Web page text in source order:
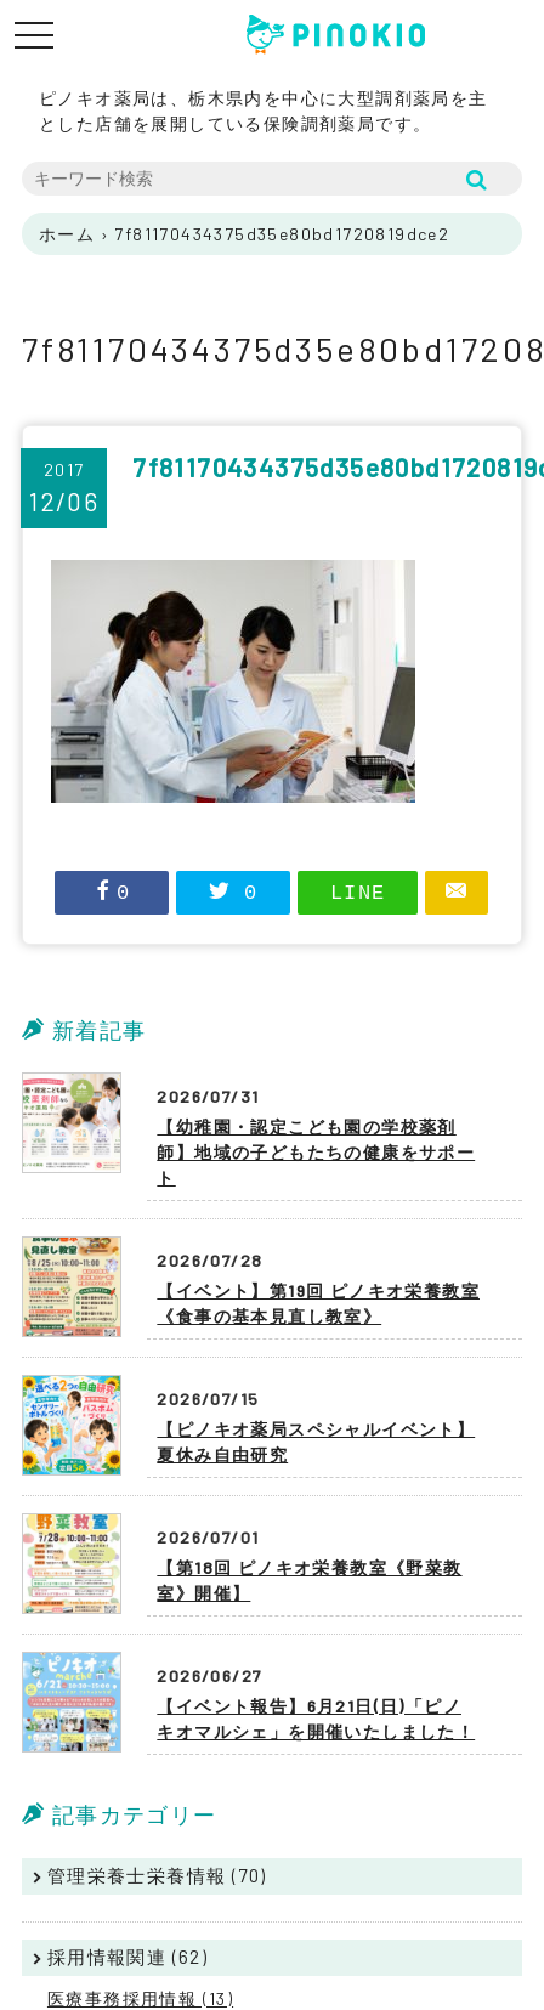
toggle
ピノキオ薬局は、栃木県内を中心に大型調剤薬局を主
とした店舗を展開している保険調剤薬局です。
ホーム › 7f81170434375d35e80bd1720819dce2
2017
12/06
0 0 LINE
新着記事
2026/07/31
【幼稚園・認定こども園の学校薬剤
師】地域の子どもたちの健康をサポー
ト
2026/07/28
【イベント】第19回 ピノキオ栄養教室
《食事の基本見直し教室》
2026/07/15
【ピノキオ薬局スペシャルイベント】
夏休み自由研究
2026/07/01
【第18回 ピノキオ栄養教室《野菜教
室》開催】
2026/06/27
【イベント報告】6月21日(日)「ピノ
キオマルシェ」を開催いたしました！
記事カテゴリー
管理栄養士栄養情報 (70)
採用情報関連 (62)
医療事務採用情報 (13)